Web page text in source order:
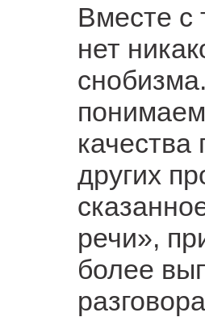
Вместе с
нет
других
речи»,
более